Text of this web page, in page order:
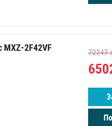
2F42VF 72247